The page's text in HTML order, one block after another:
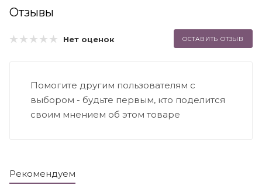
Отзывы
Нет оценок ОСТАВИТЬ ОТЗЫВ
Помогите другим пользователям с
выбором - будьте первым, кто поделится
своим мнением об этом товаре
Рекомендуем